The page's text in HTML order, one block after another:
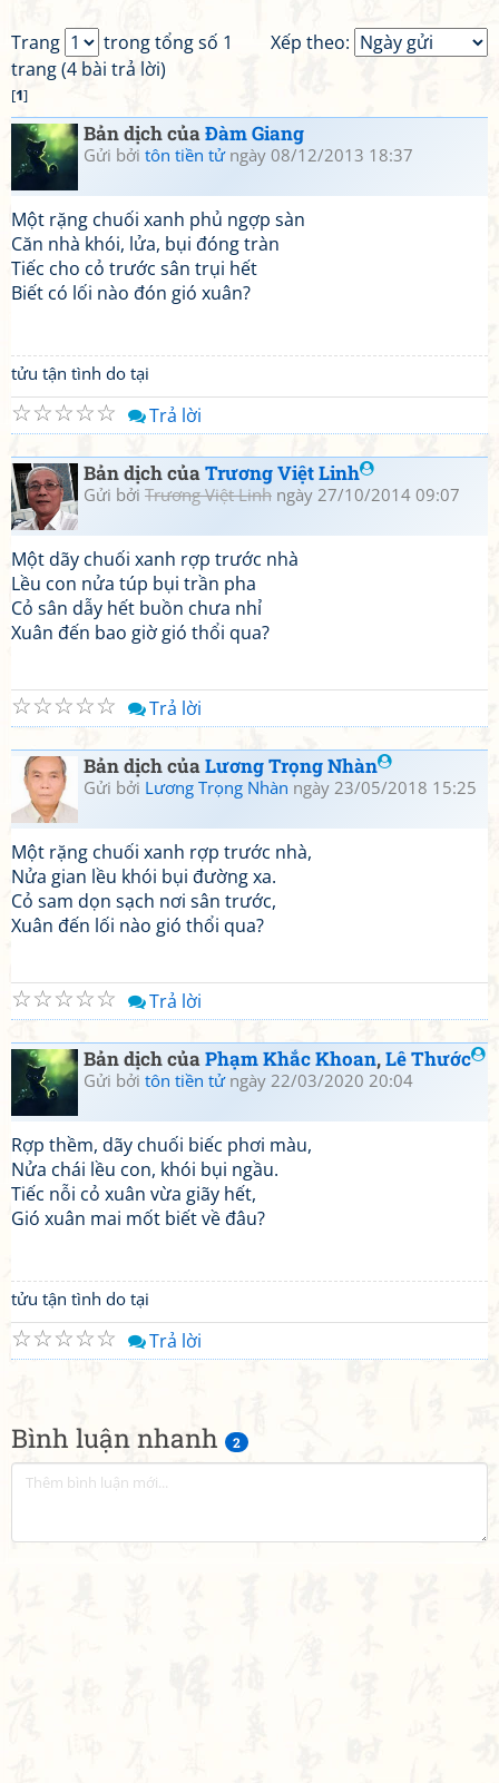
Bình luận nhanh 2
Xếp theo:
Trang
trong tổng số 1
trang (4 bài trả lời)
[1]
Bản dịch củaĐàm Giang
Gửi bởi tôn tiền tửngày 08/12/2013 18:37
Một rặng chuối xanh phủ ngợp sàn
Căn nhà khói, lửa, bụi đóng tràn
Tiếc cho cỏ trước sân trụi hết
Biết có lối nào đón gió xuân?
tửu tận tình do tại
☆
☆
☆
☆
☆ Trả lời
Bản dịch củaTrương Việt Linh
Gửi bởi Trương Việt Linh ngày 27/10/2014 09:07
Một dãy chuối xanh rợp trước nhà
Lều con nửa túp bụi trần pha
Cỏ sân dẫy hết buồn chưa nhỉ
Xuân đến bao giờ gió thổi qua?
☆
☆
☆
☆
☆ Trả lời
Bản dịch củaLương Trọng Nhàn
Gửi bởi Lương Trọng Nhàn ngày 23/05/2018 15:25
Một rặng chuối xanh rợp trước nhà,
Nửa gian lều khói bụi đường xa.
Cỏ sam dọn sạch nơi sân trước,
Xuân đến lối nào gió thổi qua?
☆
☆
☆
☆
☆ Trả lời
Bản dịch củaPhạm Khắc Khoan,Lê Thước
Gửi bởi tôn tiền tửngày 22/03/2020 20:04
Rợp thềm, dãy chuối biếc phơi màu,
Nửa chái lều con, khói bụi ngầu.
Tiếc nỗi cỏ xuân vừa giãy hết,
Gió xuân mai mốt biết về đâu?
tửu tận tình do tại
☆
☆
☆
☆
☆ Trả lời